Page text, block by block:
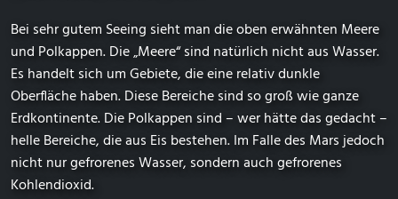
Bei sehr gutem Seeing sieht man die oben erwähnten Meere
und Polkappen. Die „Meere“ sind natürlich nicht aus Wasser.
Es handelt sich um Gebiete, die eine relativ dunkle
Oberfläche haben. Diese Bereiche sind so groß wie ganze
Erdkontinente. Die Polkappen sind – wer hätte das gedacht –
helle Bereiche, die aus Eis bestehen. Im Falle des Mars jedoch
nicht nur gefrorenes Wasser, sondern auch gefrorenes
Kohlendioxid.